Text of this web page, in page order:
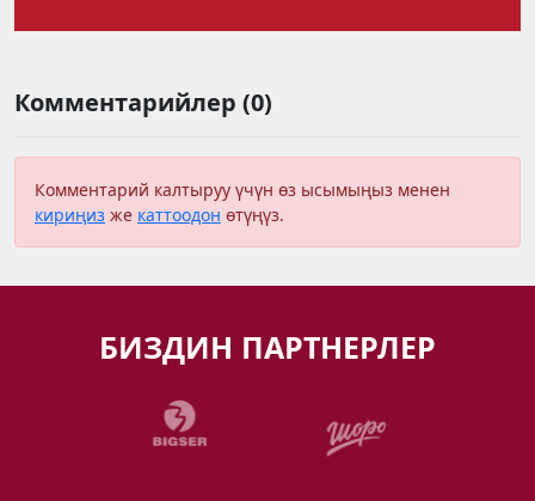
Комментарийлер (0)
Комментарий калтыруу үчүн өз ысымыңыз менен
кириңиз же каттоодон өтүңүз.
БИЗДИН ПАРТНЕРЛЕР